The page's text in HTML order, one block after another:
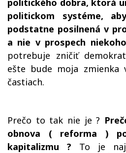
politického dobra, ktorá
politickom systéme,
podstatne posilnená v
a nie v prospech
potrebuje zničiť
ešte bude moja zmienka
častiach.
Prečo to tak nie je ?
obnova ( reforma )
kapitalizmu ? To je